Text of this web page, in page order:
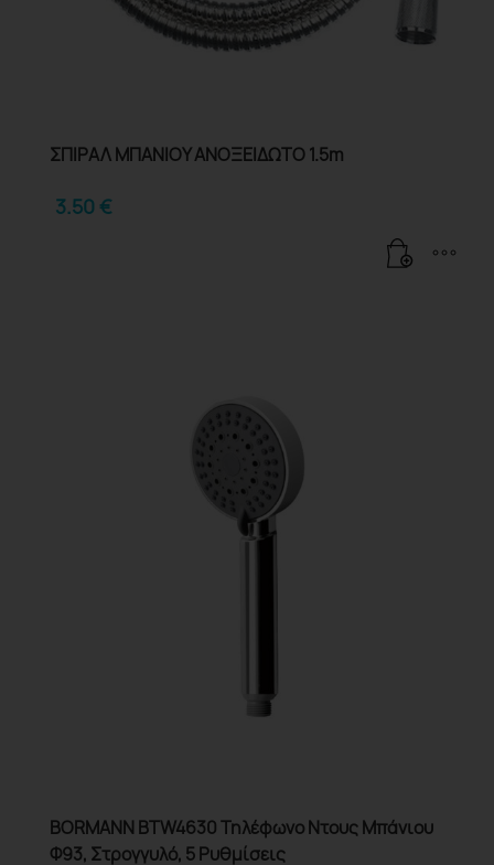
ΣΠΙΡΑΛ ΜΠΑΝΙΟΥ ΑΝΟΞΕΙΔΩΤΟ 1.5m
3.50€
BORMANN BTW4630 Τηλέφωνο Ντους Μπάνιου
Φ93, Στρογγυλό, 5 Ρυθμίσεις